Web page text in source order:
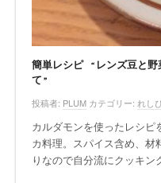
簡単レシピ “レンズ豆と野
て”
投稿者: PLUM カテゴリー: れし
カルダモンを使ったレシピ
カ料理。スパイス含め、
りなので自分流にクッキン